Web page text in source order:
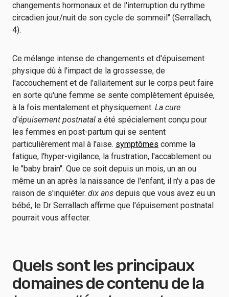
changements hormonaux et de l'interruption du rythme
circadien jour/nuit de son cycle de sommeil" (Serrallach,
4).
Ce mélange intense de changements et d'épuisement
physique dû à l'impact de la grossesse, de
l'accouchement et de l'allaitement sur le corps peut faire
en sorte qu'une femme se sente complètement épuisée,
à la fois mentalement et physiquement. La cure
d'épuisement postnatal a été spécialement conçu pour
les femmes en post-partum qui se sentent
particulièrement mal à l'aise. symptômes comme la
fatigue, l'hyper-vigilance, la frustration, l'accablement ou
le "baby brain". Que ce soit depuis un mois, un an ou
même un an après la naissance de l'enfant, il n'y a pas de
raison de s'inquiéter. dix ans depuis que vous avez eu un
bébé, le Dr Serrallach affirme que l'épuisement postnatal
pourrait vous affecter.
Quels sont les principaux
domaines de contenu de la